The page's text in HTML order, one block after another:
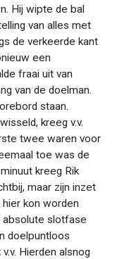
Hij wipte de bal
van alles met
de verkeerde kant
een
fraai uit van
van de doelman.
staan.
kreeg v.v.
twee waren voor
toe was de
kreeg Rik
maar zijn inzet
kon worden
absolute slotfase
doelpuntloos
Hierden alsnog